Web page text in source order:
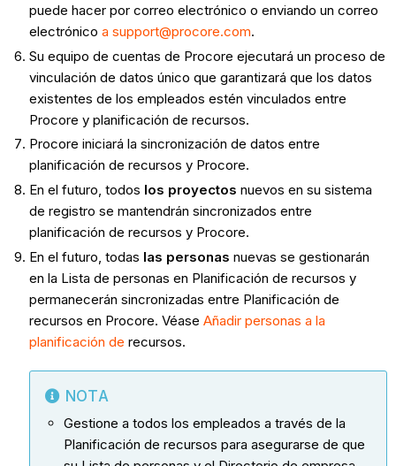
puede hacer por correo electrónico o enviando un correo
electrónico a support@procore.com.
Su equipo de cuentas de Procore ejecutará un proceso de
vinculación de datos único que garantizará que los datos
existentes de los empleados estén vinculados entre
Procore y planificación de recursos.
Procore iniciará la sincronización de datos entre
planificación de recursos y Procore.
En el futuro, todos los proyectos nuevos en su sistema
de registro se mantendrán sincronizados entre
planificación de recursos y Procore.
En el futuro, todas las personas nuevas se gestionarán
en la Lista de personas en Planificación de recursos y
permanecerán sincronizadas entre Planificación de
recursos en Procore. Véase Añadir personas a la
planificación de recursos.
NOTA
Gestione a todos los empleados a través de la
Planificación de recursos para asegurarse de que